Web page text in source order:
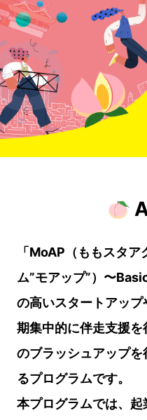
「MoAP（ももスタ
ム”モアップ”）〜
の高いスタートアッ
期集中的に伴走支援
のブラッシュアップ
るプログラムです。
本プログラムでは、